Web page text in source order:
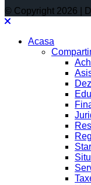
© Copyright 2026 |
Acasa